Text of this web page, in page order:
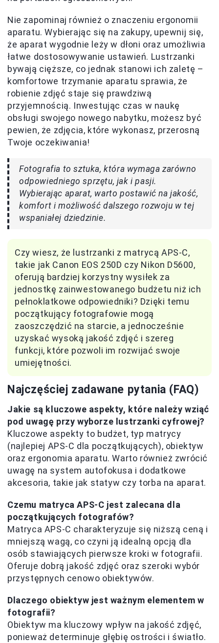
Nie zapominaj również o znaczeniu ergonomii
aparatu. Wybierając się na zakupy, upewnij się,
że aparat wygodnie leży w dłoni oraz umożliwia
łatwe dostosowywanie ustawień. Lustrzanki
bywają cięższe, co jednak stanowi ich zaletę –
komfortowe trzymanie aparatu sprawia, że
robienie zdjęć staje się prawdziwą
przyjemnością. Inwestując czas w naukę
obsługi swojego nowego nabytku, możesz być
pewien, że zdjęcia, które wykonasz, przerosną
Twoje oczekiwania!
Fotografia to sztuka, która wymaga zarówno
odpowiedniego sprzętu, jak i pasji.
Wybierając aparat, warto postawić na jakość,
komfort i możliwość dalszego rozwoju w tej
wspaniałej dziedzinie.
Czy wiesz, że lustrzanki z matrycą APS-C,
takie jak Canon EOS 250D czy Nikon D5600,
oferują bardziej korzystny wysiłek za
jednostkę zainwestowanego budżetu niż ich
pełnoklatkowe odpowiedniki? Dzięki temu
początkujący fotografowie mogą
zaoszczędzić na starcie, a jednocześnie
uzyskać wysoką jakość zdjęć i szereg
funkcji, które pozwoli im rozwijać swoje
umiejętności.
Najczęściej zadawane pytania (FAQ)
Jakie są kluczowe aspekty, które należy wziąć
pod uwagę przy wyborze lustrzanki cyfrowej?
Kluczowe aspekty to budżet, typ matrycy
(najlepiej APS-C dla początkujących), obiektyw
oraz ergonomia aparatu. Warto również zwrócić
uwagę na system autofokusa i dodatkowe
akcesoria, takie jak statyw czy torba na aparat.
Czemu matryca APS-C jest zalecana dla
początkujących fotografów?
Matryca APS-C charakteryzuje się niższą ceną i
mniejszą wagą, co czyni ją idealną opcją dla
osób stawiających pierwsze kroki w fotografii.
Oferuje dobrą jakość zdjęć oraz szeroki wybór
przystępnych cenowo obiektywów.
Dlaczego obiektyw jest ważnym elementem w
fotografii?
Obiektyw ma kluczowy wpływ na jakość zdjęć,
ponieważ determinuje głębię ostrości i światło.